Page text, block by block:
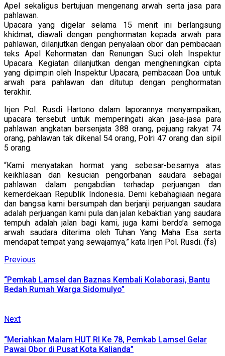
Apel sekaligus bertujuan mengenang arwah serta jasa para
pahlawan.
Upacara yang digelar selama 15 menit ini berlangsung
khidmat, diawali dengan penghormatan kepada arwah para
pahlawan, dilanjutkan dengan penyalaan obor dan pembacaan
teks Apel Kehormatan dan Renungan Suci oleh Inspektur
Upacara. Kegiatan dilanjutkan dengan mengheningkan cipta
yang dipimpin oleh Inspektur Upacara, pembacaan Doa untuk
arwah para pahlawan dan ditutup dengan penghormatan
terakhir.
Irjen Pol. Rusdi Hartono dalam laporannya menyampaikan,
upacara tersebut untuk memperingati akan jasa-jasa para
pahlawan angkatan bersenjata 388 orang, pejuang rakyat 74
orang, pahlawan tak dikenal 54 orang, Polri 47 orang dan sipil
5 orang.
“Kami menyatakan hormat yang sebesar-besarnya atas
keikhlasan dan kesucian pengorbanan saudara sebagai
pahlawan dalam pengabdian terhadap perjuangan dan
kemerdekaan Republik Indonesia. Demi kebahagiaan negara
dan bangsa kami bersumpah dan berjanji perjuangan saudara
adalah perjuangan kami pula dan jalan kebaktian yang saudara
tempuh adalah jalan bagi kami, juga kami berdo’a semoga
arwah saudara diterima oleh Tuhan Yang Maha Esa serta
mendapat tempat yang sewajarnya,” kata Irjen Pol. Rusdi. (fs)
Continue
Reading
Previous
“Pemkab Lamsel dan Baznas Kembali Kolaborasi, Bantu
Bedah Rumah Warga Sidomulyo”
NextNext
“Meriahkan Malam HUT RI Ke 78, Pemkab Lamsel Gelar
Pawai Obor di Pusat Kota Kalianda”